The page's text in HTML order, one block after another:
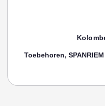
Toebehoren,